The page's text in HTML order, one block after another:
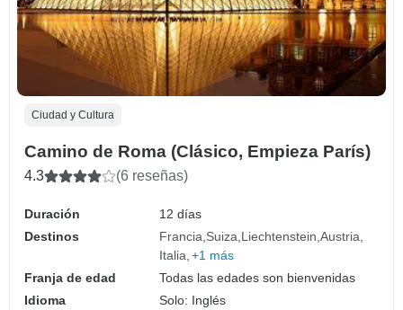
Ciudad y Cultura
Camino de Roma (Clásico, Empieza París)
4.3 (6 reseñas)
Duración
12 días
Destinos
Francia Suiza Liechtenstein Austria
Italia +1 más
Franja de edad
Todas las edades son bienvenidas
Idioma
Solo: Inglés